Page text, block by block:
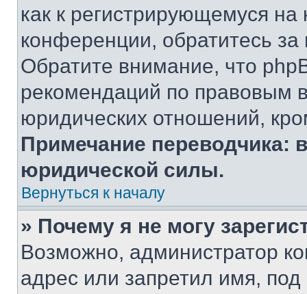
как к регистрирующемуся
конференции, обратитесь
Обратите внимание, что
рекомендаций по правовым
юридических отношений,
Примечание переводчика:
юридической силы.
Вернуться к началу
» Почему я не могу
Возможно, администратор
адрес или запретил имя,